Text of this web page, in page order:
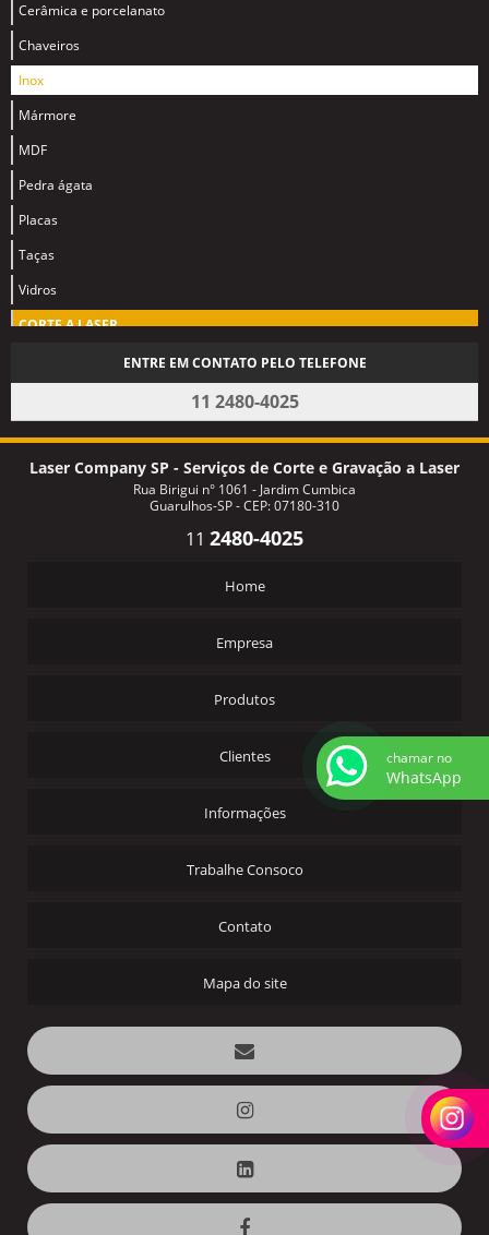
Cerâmica e porcelanato
Chaveiros
Inox
Mármore
MDF
Pedra ágata
Placas
Taças
Vidros
CORTE A LASER
Eva
ENTRE EM CONTATO PELO TELEFONE
11 2480-4025
Laser Company SP - Serviços de Corte e Gravação a Laser
Rua Birigui n° 1061 - Jardim Cumbica
Guarulhos-SP - CEP: 07180-310
11 2480-4025
Home
Empresa
Produtos
Clientes
Informações
Trabalhe Consoco
Contato
Mapa do site
chamar no
WhatsApp